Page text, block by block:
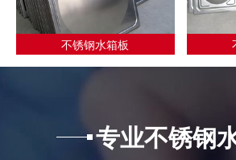
不锈钢水箱板
专业不锈钢